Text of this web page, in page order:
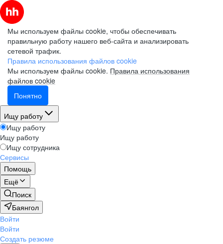
Мы используем файлы cookie, чтобы обеспечивать
правильную работу нашего веб-сайта и анализировать
сетевой трафик.
Правила использования файлов cookie
Мы используем файлы cookie. Правила использования
файлов cookie
Понятно
Ищу работу
Ищу работу
Ищу работу
Ищу сотрудника
Сервисы
Помощь
Ещё
Поиск
Баянгол
Войти
Войти
Создать резюме